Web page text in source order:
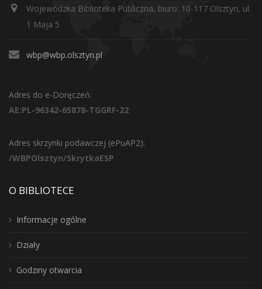
Wojewódzka Biblioteka Publiczna, biuro: 10-117 Olsztyn, ul.
1 Maja 5
wbp@wbp.olsztyn.pl
Adres do e-Doręczeń:
AE:PL-96342-65878-TGGRF-22
Adres skrzynki podawczej (ePuAP2):
/WBPOlsztyn/SkrytkaESP
O BIBLIOTECE
Informacje ogólne
Działy
Godziny otwarcia